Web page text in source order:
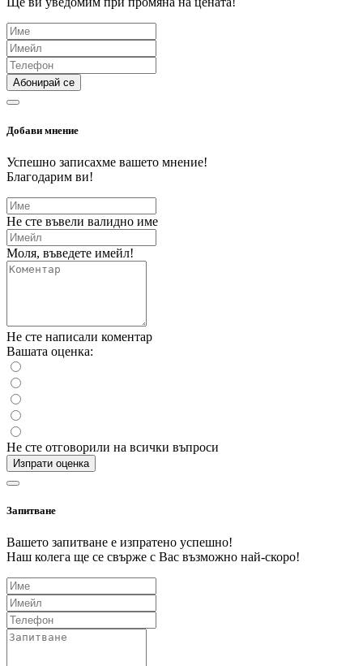
Абонирай се
Добави мнение
Успешно записахме вашето мнение!
Благодарим ви!
Не сте въвели валидно име
Моля, въведете имейл!
Не сте написали коментар
Вашата оценка:
Не сте отговорили на всички въпроси
Изпрати оценка
Запитване
Вашето запитване е изпратено успешно!
Наш колега ще се свърже с Вас възможно най-скоро!